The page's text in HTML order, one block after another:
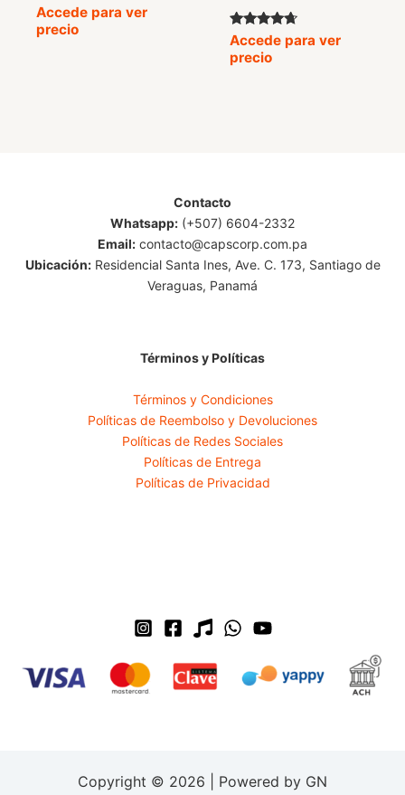
Valorado
con
4.50
Accede para ver
precio
Valorado
con
4.50
Accede para ver
precio
Contacto
Whatsapp: (+507) 6604-2332
Email: contacto@capscorp.com.pa
Ubicación:Residencial Santa Ines, Ave. C. 173, Santiago de
Veraguas, Panamá
Términos y Políticas
Términos y Condiciones
Políticas de Reembolso y Devoluciones
Políticas de Redes Sociales
Políticas de Entrega
Políticas de Privacidad
Copyright © 2026 | Powered by GN